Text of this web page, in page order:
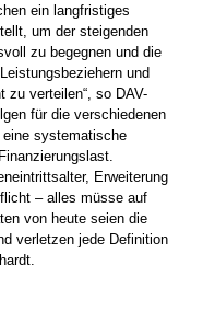
ein langfristiges
um der steigenden
zu begegnen und die
und
zu verteilen“, so DAV-
für die verschiedenen
eine systematische
Erweiterung
– alles müsse auf
von heute seien die
verletzen jede Definition